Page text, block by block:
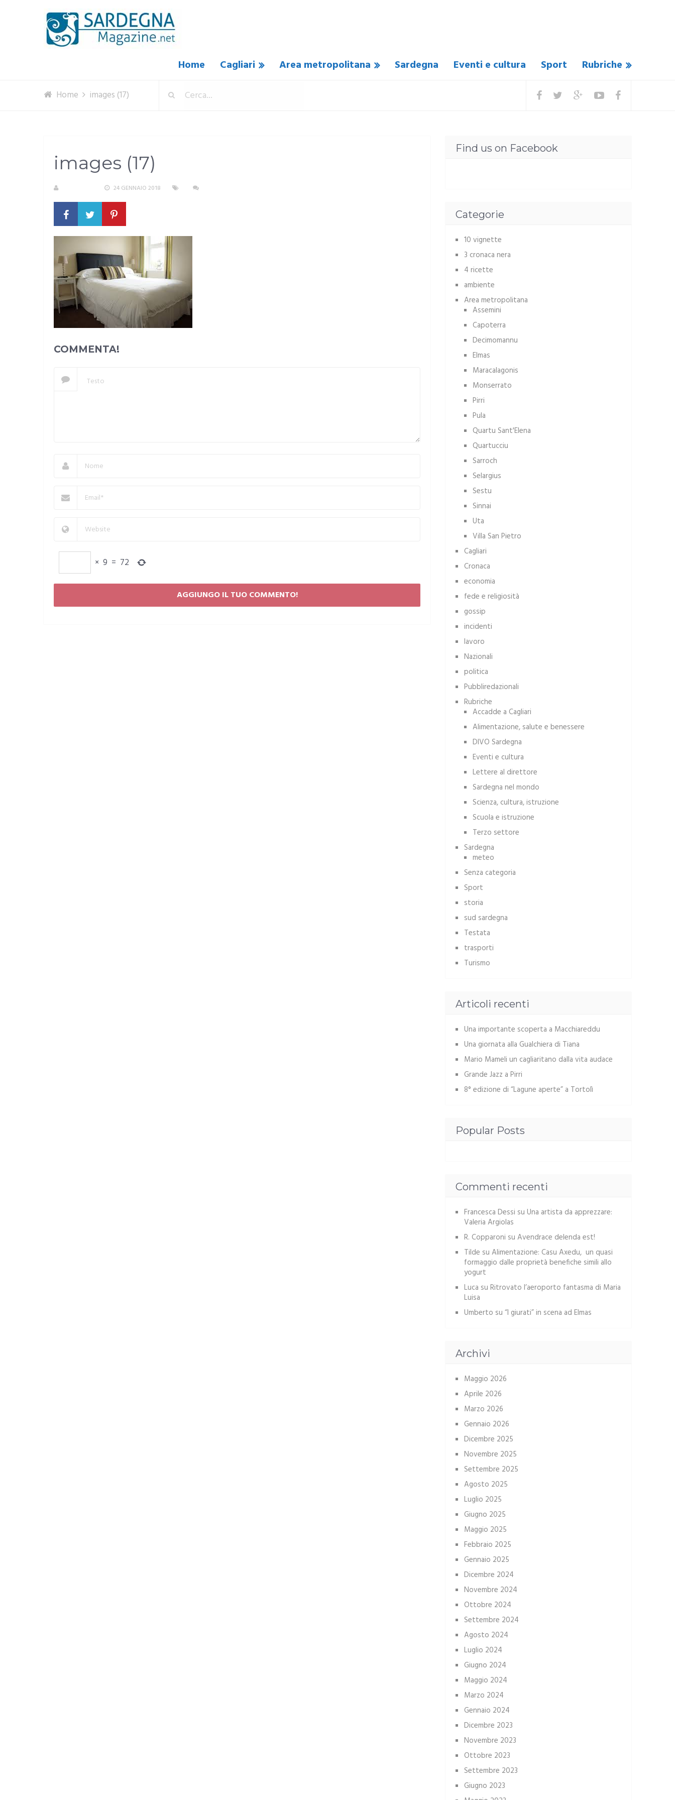
Home Cagliari Area metropolitana Sardegna Eventi e cultura Sport Rubriche
Home images (17)
images (17)
24 GENNAIO 2018
COMMENTA!
× 9 = 72
Find us on Facebook
Categorie
10 vignette
3 cronaca nera
4 ricette
ambiente
Area metropolitana
Assemini
Capoterra
Decimomannu
Elmas
Maracalagonis
Monserrato
Pirri
Pula
Quartu Sant'Elena
Quartucciu
Sarroch
Selargius
Sestu
Sinnai
Uta
Villa San Pietro
Cagliari
Cronaca
economia
fede e religiosità
gossip
incidenti
lavoro
Nazionali
politica
Pubbliredazionali
Rubriche
Accadde a Cagliari
Alimentazione, salute e benessere
DIVO Sardegna
Eventi e cultura
Lettere al direttore
Sardegna nel mondo
Scienza, cultura, istruzione
Scuola e istruzione
Terzo settore
Sardegna
meteo
Senza categoria
Sport
storia
sud sardegna
Testata
trasporti
Turismo
Articoli recenti
Una importante scoperta a Macchiareddu
Una giornata alla Gualchiera di Tiana
Mario Mameli un cagliaritano dalla vita audace
Grande Jazz a Pirri
8° edizione di “Lagune aperte” a Tortolì
Popular Posts
Commenti recenti
Francesca Dessi su Una artista da apprezzare:
Valeria Argiolas
R. Copparoni su Avendrace delenda est!
Tilde su Alimentazione: Casu Axedu, un quasi
formaggio dalle proprietà benefiche simili allo
yogurt
Luca su Ritrovato l’aeroporto fantasma di Maria
Luisa
Umberto su “I giurati” in scena ad Elmas
Archivi
Maggio 2026
Aprile 2026
Marzo 2026
Gennaio 2026
Dicembre 2025
Novembre 2025
Settembre 2025
Agosto 2025
Luglio 2025
Giugno 2025
Maggio 2025
Febbraio 2025
Gennaio 2025
Dicembre 2024
Novembre 2024
Ottobre 2024
Settembre 2024
Agosto 2024
Luglio 2024
Giugno 2024
Maggio 2024
Marzo 2024
Gennaio 2024
Dicembre 2023
Novembre 2023
Ottobre 2023
Settembre 2023
Giugno 2023